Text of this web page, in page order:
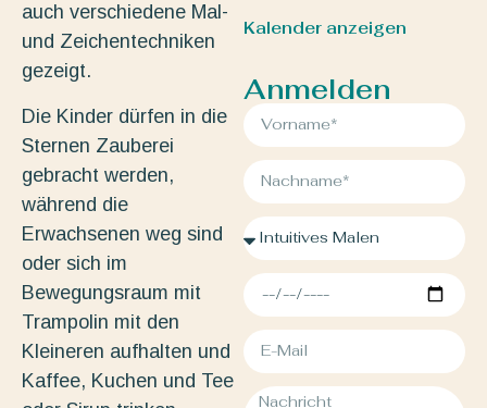
auch verschiedene Mal-
und Zeichentechniken
gezeigt.
Die Kinder dürfen in die
Sternen Zauberei
gebracht werden,
während die
Erwachsenen weg sind
oder sich im
Bewegungsraum mit
Trampolin mit den
Kleineren aufhalten und
Kaffee, Kuchen und Tee
Kalender anzeigen
Anmelden